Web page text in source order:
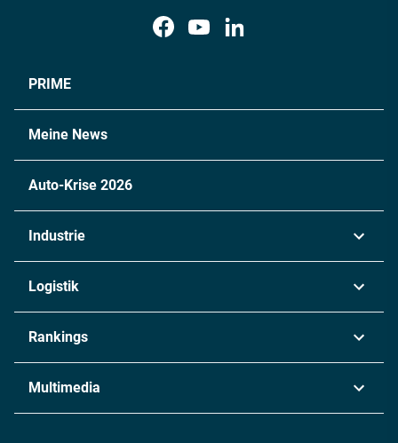
PRIME
Meine News
Auto-Krise 2026
Industrie
Chemie
Metall
Energie
Logistik
Rankings
Multimedia